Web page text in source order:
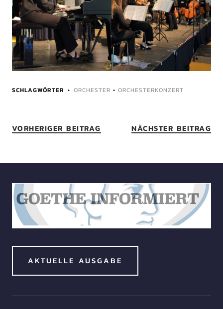
SCHLAGWÖRTER ORCHESTER • ORCHESTERKONZERT
VORHERIGER BEITRAG NÄCHSTER BEITRAG
AKTUELLE AUSGABE